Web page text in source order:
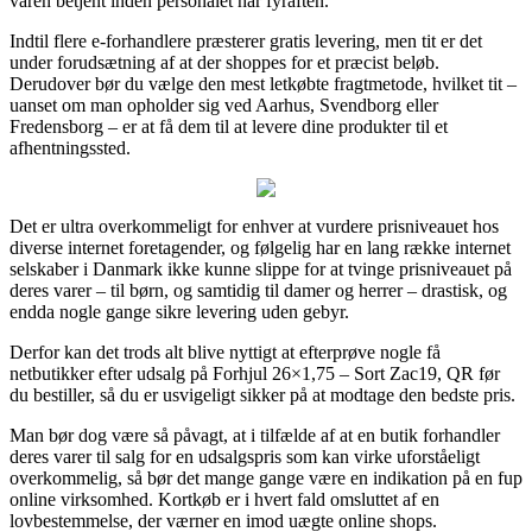
Indtil flere e-forhandlere præsterer gratis levering, men tit er det
under forudsætning af at der shoppes for et præcist beløb.
Derudover bør du vælge den mest letkøbte fragtmetode, hvilket tit –
uanset om man opholder sig ved Aarhus, Svendborg eller
Fredensborg – er at få dem til at levere dine produkter til et
afhentningssted.
Det er ultra overkommeligt for enhver at vurdere prisniveauet hos
diverse internet foretagender, og følgelig har en lang række internet
selskaber i Danmark ikke kunne slippe for at tvinge prisniveauet på
deres varer – til børn, og samtidig til damer og herrer – drastisk, og
endda nogle gange sikre levering uden gebyr.
Derfor kan det trods alt blive nyttigt at efterprøve nogle få
netbutikker efter udsalg på Forhjul 26×1,75 – Sort Zac19, QR før
du bestiller, så du er usvigeligt sikker på at modtage den bedste pris.
Man bør dog være så påvagt, at i tilfælde af at en butik forhandler
deres varer til salg for en udsalgspris som kan virke uforståeligt
overkommelig, så bør det mange gange være en indikation på en fup
online virksomhed. Kortkøb er i hvert fald omsluttet af en
lovbestemmelse, der værner en imod uægte online shops.